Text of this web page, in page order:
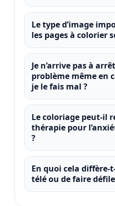
Le type d’image
les pages à colorier
Je n’arrive pas à
problème même en
je le fais mal ?
Le coloriage peut‑il
thérapie pour
?
En quoi cela
télé ou de faire